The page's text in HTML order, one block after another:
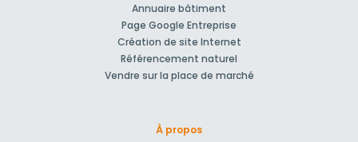
Annuaire bâtiment
Page Google Entreprise
Création de site Internet
Référencement naturel
Vendre sur la place de marché
À propos